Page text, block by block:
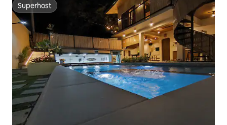
Superhost
Superhost